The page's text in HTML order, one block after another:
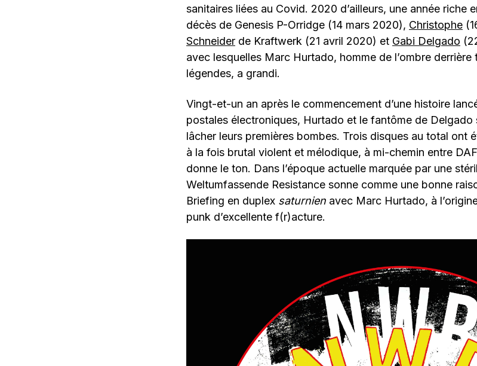
sanitaires liées au Covid. 2020 d’ailleurs, une année riche
décès de Genesis P-Orridge (14 mars 2020), Christophe
Schneider de Kraftwerk (21 avril 2020) et Gabi Delgado
avec lesquelles Marc Hurtado, homme de l’ombre
légendes, a grandi.
Vingt-et-un an après le commencement d’une histoire
postales électroniques, Hurtado et le fantôme de Delgado
lâcher leurs premières bombes. Trois disques au total ont
à la fois brutal violent et mélodique, à mi-chemin entre
donne le ton. Dans l’époque actuelle marquée par une
Weltumfassende Resistance sonne comme une bonne
Briefing en duplex saturnien avec Marc Hurtado, à
punk d’excellente f(r)acture.